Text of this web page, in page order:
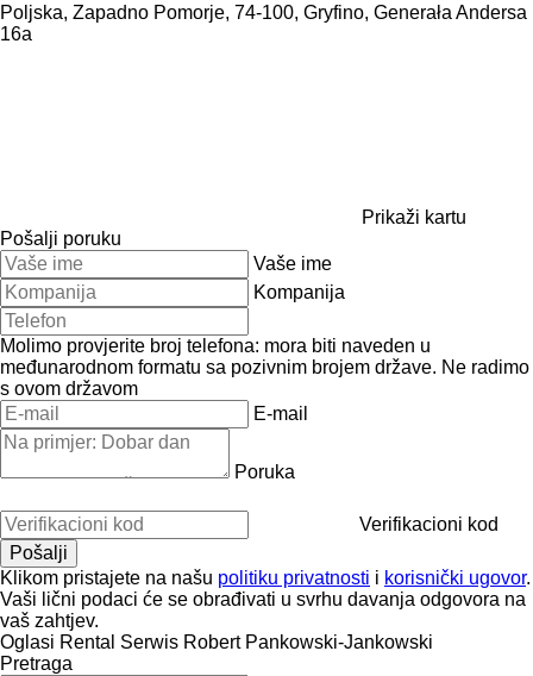
Poljska, Zapadno Pomorje, 74-100, Gryfino, Generała Andersa
16a
Prikaži kartu
Pošalji poruku
Vaše ime
Kompanija
Molimo provjerite broj telefona: mora biti naveden u
međunarodnom formatu sa pozivnim brojem države. Ne radimo
s ovom državom
E-mail
Poruka
Verifikacioni kod
Klikom pristajete na našu politiku privatnosti i korisnički ugovor.
Vaši lični podaci će se obrađivati ​​u svrhu davanja odgovora na
vaš zahtjev.
Oglasi Rental Serwis Robert Pankowski-Jankowski
Pretraga